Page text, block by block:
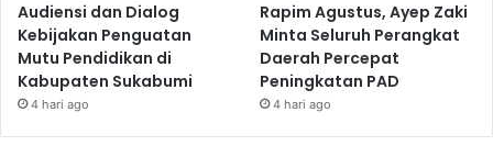
Audiensi dan Dialog
Kebijakan Penguatan
Mutu Pendidikan di
Kabupaten Sukabumi
4 hari ago
Rapim Agustus, Ayep Zaki
Minta Seluruh Perangkat
Daerah Percepat
Peningkatan PAD
4 hari ago